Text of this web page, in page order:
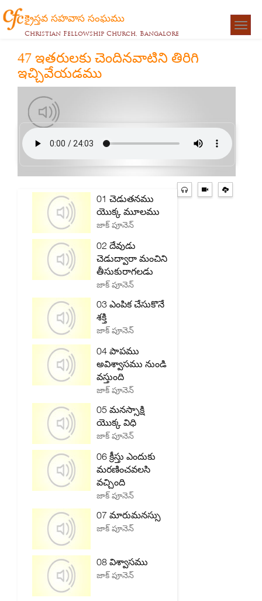
క్రైస్తవ సహవాస సంఘము
Christian Fellowship Church, Bangalore
47 ఇతరులకు చెందినవాటిని తిరిగి
ఇచ్చివేయడము
01 చెడుతనము
యొక్క మూలము
జాక్ పూనెన్
02 దేవుడు
చెడుద్వారా మంచిని
తీసుకురాగలడు
జాక్ పూనెన్
03 ఎంపిక చేసుకొనే
శక్తి
జాక్ పూనెన్
04 పాపము
అవిశ్వాసము నుండి
వస్తుంది
జాక్ పూనెన్
05 మనస్సాక్షి
యొక్క విధి
జాక్ పూనెన్
06 క్రీస్తు ఎందుకు
మరణించవలసి
వచ్చింది
జాక్ పూనెన్
07 మారుమనస్సు
జాక్ పూనెన్
08 విశ్వాసము
జాక్ పూనెన్